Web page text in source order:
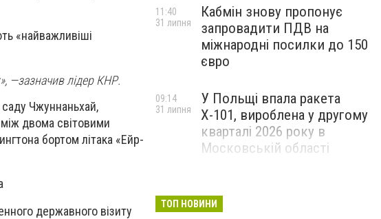
«найважливіші
—зазначив лідер КНР.
саду Чжуннаньхай,
двома світовими
бортом літака «Ейр-
державного візиту
Кабмін знову пропонує
запровадити ПДВ на
міжнародні посилки до 150
євро
11:40
31 липня
У Польщі впала ракета
Х-101, вироблена у другому
кварталі 2026 року в
Московській області
09:14
31 липня
ТОП НОВИНИ